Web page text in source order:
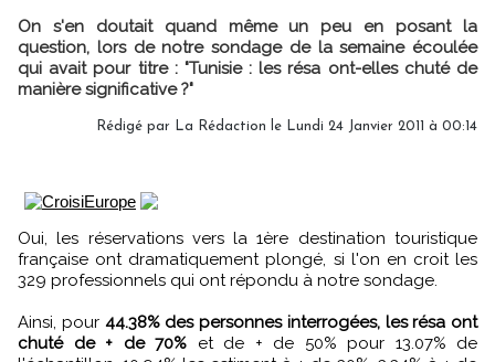
On s'en doutait quand même un peu en posant la
question, lors de notre sondage de la semaine écoulée
qui avait pour titre : "Tunisie : les résa ont-elles chuté de
manière significative ?"
Rédigé par La Rédaction le Lundi 24 Janvier 2011 à 00:14
Oui, les réservations vers la 1ère destination touristique
française ont dramatiquement plongé, si l'on en croit les
329 professionnels qui ont répondu à notre sondage.
Ainsi, pour 44.38% des personnes interrogées, les résa ont
chuté de + de 70% et de + de 50% pour 13.07% de